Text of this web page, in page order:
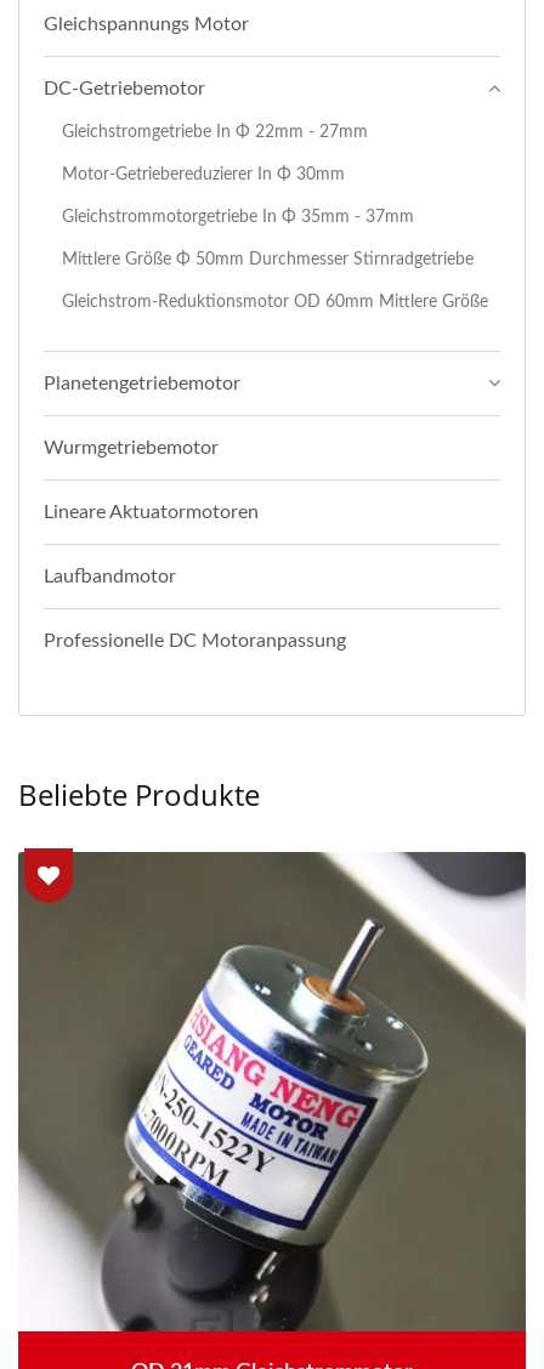
Gleichspannungs Motor
DC-Getriebemotor
Gleichstromgetriebe In Φ 22mm - 27mm
Motor-Getriebereduzierer In Φ 30mm
Gleichstrommotorgetriebe In Φ 35mm - 37mm
Mittlere Größe Φ 50mm Durchmesser Stirnradgetriebe
Gleichstrom-Reduktionsmotor OD 60mm Mittlere Größe
Planetengetriebemotor
Wurmgetriebemotor
Lineare Aktuatormotoren
Laufbandmotor
Professionelle DC Motoranpassung
Beliebte Produkte